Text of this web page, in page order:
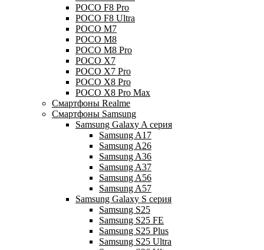
POCO F8 Pro
POCO F8 Ultra
POCO M7
POCO M8
POCO M8 Pro
POCO X7
POCO X7 Pro
POCO X8 Pro
POCO X8 Pro Max
Смартфоны Realme
Смартфоны Samsung
Samsung Galaxy A серия
Samsung A17
Samsung A26
Samsung A36
Samsung A37
Samsung A56
Samsung A57
Samsung Galaxy S серия
Samsung S25
Samsung S25 FE
Samsung S25 Plus
Samsung S25 Ultra